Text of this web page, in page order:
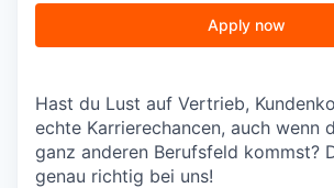
Apply now
Hast du Lust auf Vertrieb,
echte Karrierechancen, auch wenn
ganz anderen Berufsfeld kommst?
genau richtig bei uns!